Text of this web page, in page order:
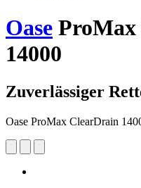
Oase
14000
Zuverlässiger
Oase ProMax ClearDrain